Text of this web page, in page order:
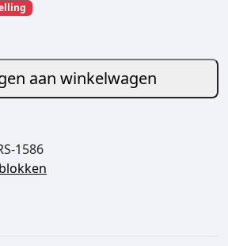
aan winkelwagen
1586